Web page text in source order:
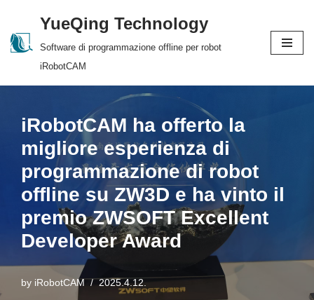
Skip
YueQing Technology
Software di programmazione offline per robot
iRobotCAM
iRobotCAM ha offerto la
migliore esperienza di
programmazione di robot
offline su ZW3D e ha vinto il
premio ZWSOFT Excellent
Developer Award
by iRobotCAM 2025.4.12.